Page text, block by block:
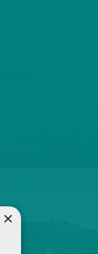
×